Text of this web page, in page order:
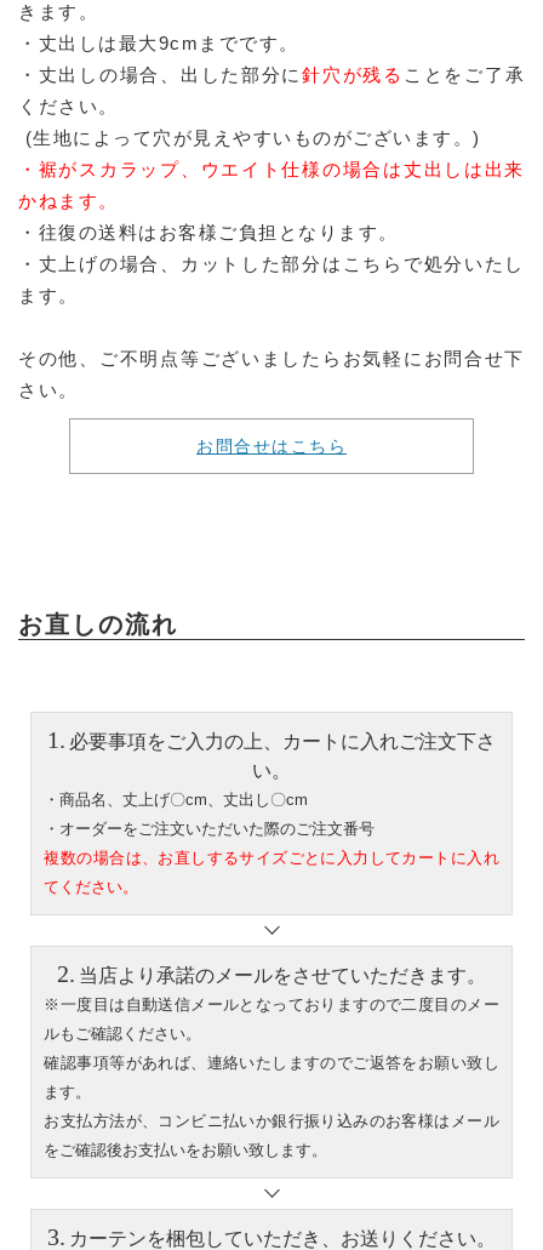
きます。
・丈出しは最大9cmまでです。
・丈出しの場合、出した部分に針穴が残る ことをご了承
ください。
(生地によって穴が見えやすいものがございます。)
・裾がスカラップ、ウエイト仕様の場合は丈出しは出来
かねます。
・往復の送料はお客様ご負担となります。
・丈上げの場合、カットした部分はこちらで処分いたし
ます。
その他、ご不明点等ございましたらお気軽にお問合せ下
さい。
お問合せはこちら
お直しの流れ
必要事項をご入力の上、カートに入れご注文下さ
い。
・商品名、丈上げ〇cm、丈出し〇cm
・オーダーをご注文いただいた際のご注文番号
複数の場合は、お直しするサイズごとに入力してカートに入れ
てください。
当店より承諾のメールをさせていただきます。
※一度目は自動送信メールとなっておりますので二度目のメー
ルもご確認ください。
確認事項等があれば、連絡いたしますのでご返答をお願い致し
ます。
お支払方法が、コンビニ払いか銀行振り込みのお客様はメール
をご確認後お支払いをお願い致します。
カーテンを梱包していただき、お送りください。